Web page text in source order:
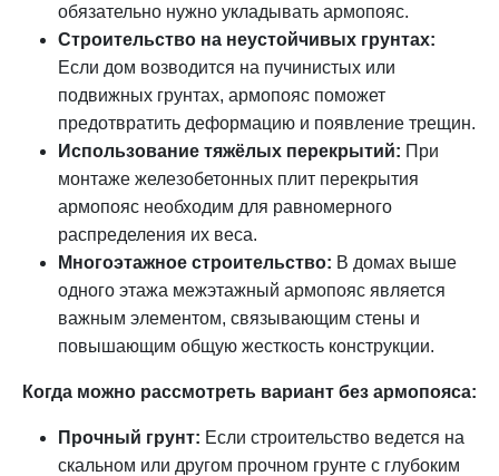
обязательно нужно укладывать армопояс.
Строительство на неустойчивых грунтах:
Если дом возводится на пучинистых или
подвижных грунтах, армопояс поможет
предотвратить деформацию и появление трещин.
Использование тяжёлых перекрытий: При
монтаже железобетонных плит перекрытия
армопояс необходим для равномерного
распределения их веса.
Многоэтажное строительство: В домах выше
одного этажа межэтажный армопояс является
важным элементом, связывающим стены и
повышающим общую жесткость конструкции.
Когда можно рассмотреть вариант без армопояса:
Прочный грунт: Если строительство ведется на
скальном или другом прочном грунте с глубоким